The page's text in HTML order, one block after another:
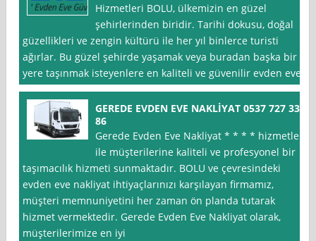
Hizmetleri BOLU, ülkemizin en güzel
şehirlerinden biridir. Tarihi dokusu, doğal
güzellikleri ve zengin kültürü ile her yıl binlerce turisti
ağırlar. Bu güzel şehirde yaşamak veya buradan başka bir
yere taşınmak isteyenlere en kaliteli ve güvenilir evden eve
GEREDE EVDEN EVE NAKLİYAT 0537 727 33
86
Gerede Evden Eve Nakliyat * * * * hizmetleri
ile müşterilerine kaliteli ve profesyonel bir
taşımacılık hizmeti sunmaktadır. BOLU ve çevresindeki
evden eve nakliyat ihtiyaçlarınızı karşılayan firmamız,
müşteri memnuniyetini her zaman ön planda tutarak
hizmet vermektedir. Gerede Evden Eve Nakliyat olarak,
müşterilerimize en iyi